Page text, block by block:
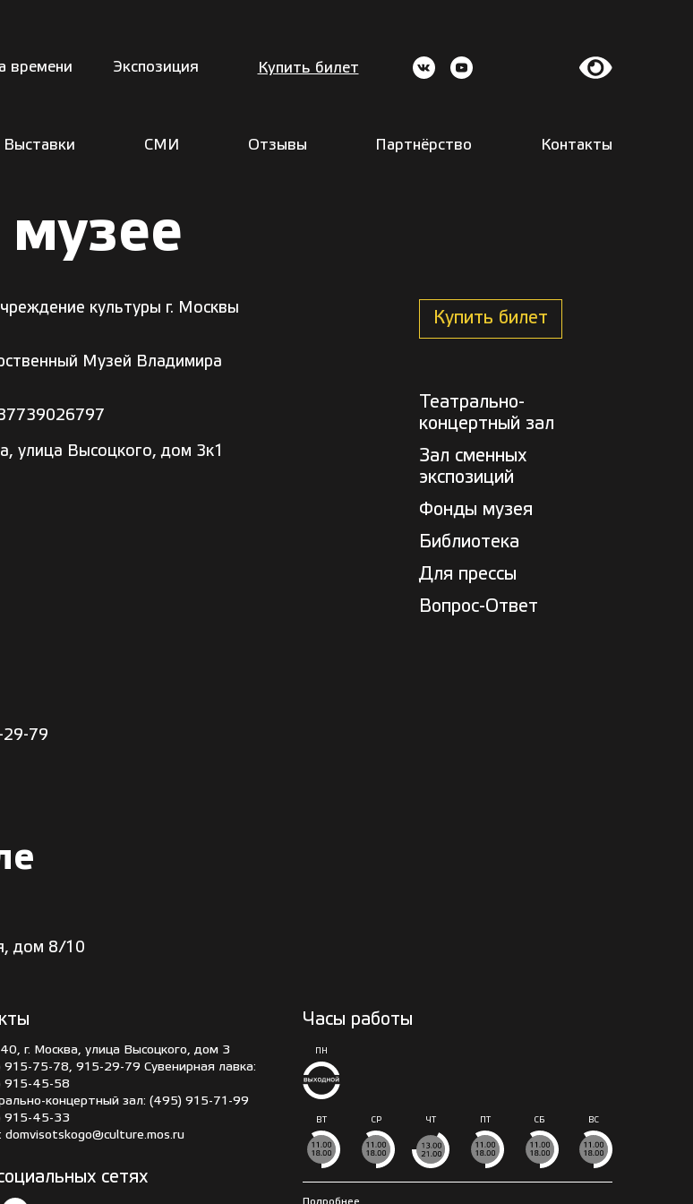
времени Экспозиция Купить билет
Выставки СМИ Отзывы Партнёрство Контакты
культуры г. Москвы
Музей Владимира
улица Высоцкого, дом 3к1
29-79
дом 8/10
Купить билет
Театрально-
концертный зал
Зал сменных
экспозиций
Фонды музея
Библиотека
Для прессы
Вопрос-Ответ
г. Москва, улица Высоцкого, дом 3
915-75-78, 915-29-79 Сувенирная лавка:
915-45-58
концертный зал: (495) 915-71-99
915-45-33
domvisotskogo@culture.mos.ru
сетях
Часы работы
ПН
ВТ СР ЧТ СБ ВС